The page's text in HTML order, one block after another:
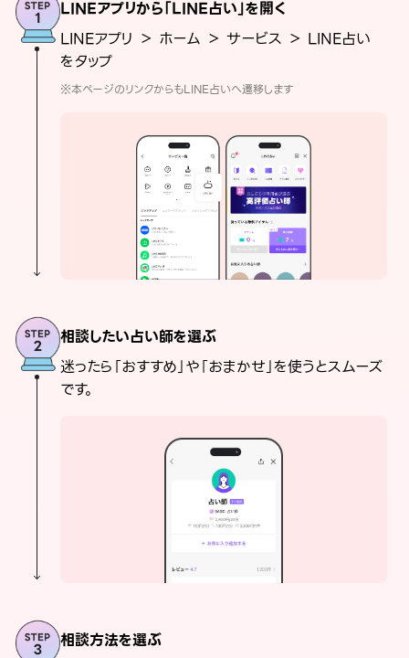
LINEアプリから「LINE占い」を開く
LINEアプリ ＞ ホーム ＞ サービス ＞ LINE占い
をタップ
※本ページのリンクからもLINE占いへ遷移します
相談したい占い師を選ぶ
迷ったら「おすすめ」や「おまかせ」を使うとスムーズ
です。
相談方法を選ぶ